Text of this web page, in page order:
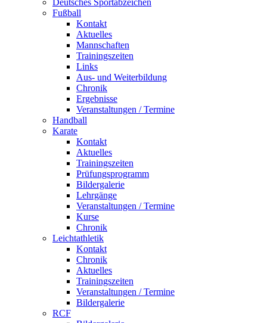
Deutsches Sportabzeichen
Fußball
Kontakt
Aktuelles
Mannschaften
Trainingszeiten
Links
Aus- und Weiterbildung
Chronik
Ergebnisse
Veranstaltungen / Termine
Handball
Karate
Kontakt
Aktuelles
Trainingszeiten
Prüfungsprogramm
Bildergalerie
Lehrgänge
Veranstaltungen / Termine
Kurse
Chronik
Leichtathletik
Kontakt
Chronik
Aktuelles
Trainingszeiten
Veranstaltungen / Termine
Bildergalerie
RCF